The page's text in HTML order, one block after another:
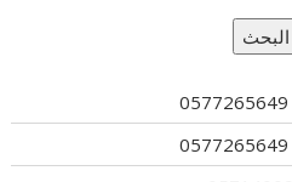
البحث